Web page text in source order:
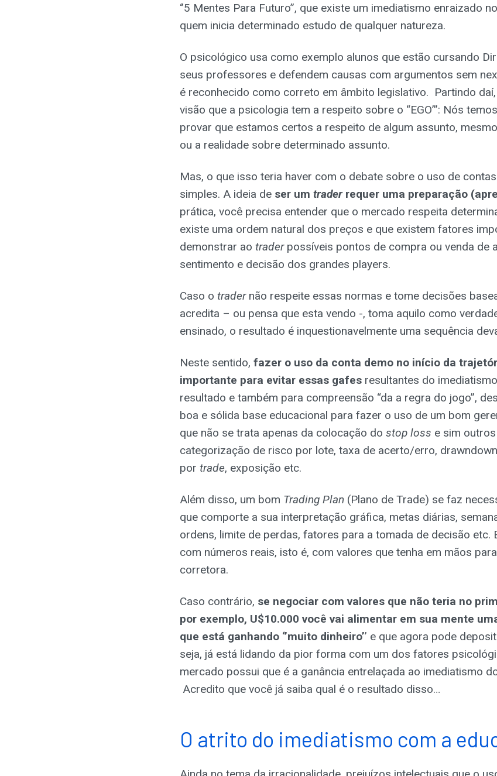
‘’5 Mentes Para Futuro’’, que existe um imediatismo enraizado
quem inicia determinado estudo de qualquer natureza.
O psicológico usa como exemplo alunos que estão cursando
seus professores e defendem causas com argumentos sem
é reconhecido como correto em âmbito legislativo. Partindo
visão que a psicologia tem a respeito sobre o “EGO”’: Nós
provar que estamos certos a respeito de algum assunto,
ou a realidade sobre determinado assunto.
Mas, o que isso teria haver com o debate sobre o uso de
simples. A ideia de ser um traderrequer uma preparação
prática, você precisa entender que o mercado respeita
existe uma ordem natural dos preços e que existem fatores
demonstrar ao traderpossíveis pontos de compra ou venda de
sentimento e decisão dos grandes players.
Caso o tradernão respeite essas normas e tome decisões
acredita – ou pensa que esta vendo -, toma aquilo como
ensinado, o resultado é inquestionavelmente uma sequência
Neste sentido, fazer o uso da conta demo no início da
importante para evitar essas gafes resultantes do
resultado e também para compreensão “da a regra do jogo”,
boa e sólida base educacional para fazer o uso de um bom
que não se trata apenas da colocação do stop loss e sim
categorização de risco por lote, taxa de acerto/erro,
por trade, exposição etc.
Além disso, um bom Trading Plan (Plano de Trade) se faz
que comporte a sua interpretação gráfica, metas diárias,
ordens, limite de perdas, fatores para a tomada de decisão etc.
com números reais, isto é, com valores que tenha em mãos
corretora.
Caso contrário, se negociar com valores que não teria no
por exemplo, U$10.000 você vai alimentar em sua mente
que está ganhando ‘’muito dinheiro’’ e que agora pode
seja, já está lidando da pior forma com um dos fatores
mercado possui que é a ganância entrelaçada ao imediatismo
Acredito que você já saiba qual é o resultado disso…
O atrito do imediatismo com a